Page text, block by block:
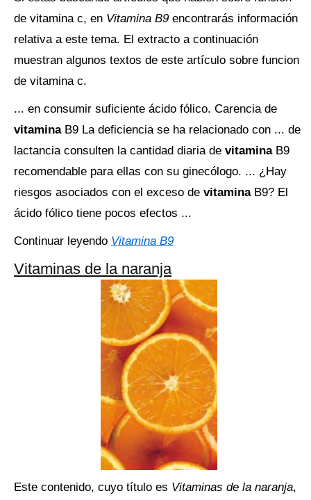
de vitamina c, en Vitamina B9 encontrarás información
relativa a este tema. El extracto a continuación
muestran algunos textos de este artículo sobre funcion
de vitamina c.
... en consumir suficiente ácido fólico. Carencia de
vitamina B9 La deficiencia se ha relacionado con ... de
lactancia consulten la cantidad diaria de vitamina B9
recomendable para ellas con su ginecólogo. ... ¿Hay
riesgos asociados con el exceso de vitamina B9? El
ácido fólico tiene pocos efectos ...
Continuar leyendo Vitamina B9
Vitaminas de la naranja
Este contenido, cuyo título es Vitaminas de la naranja,